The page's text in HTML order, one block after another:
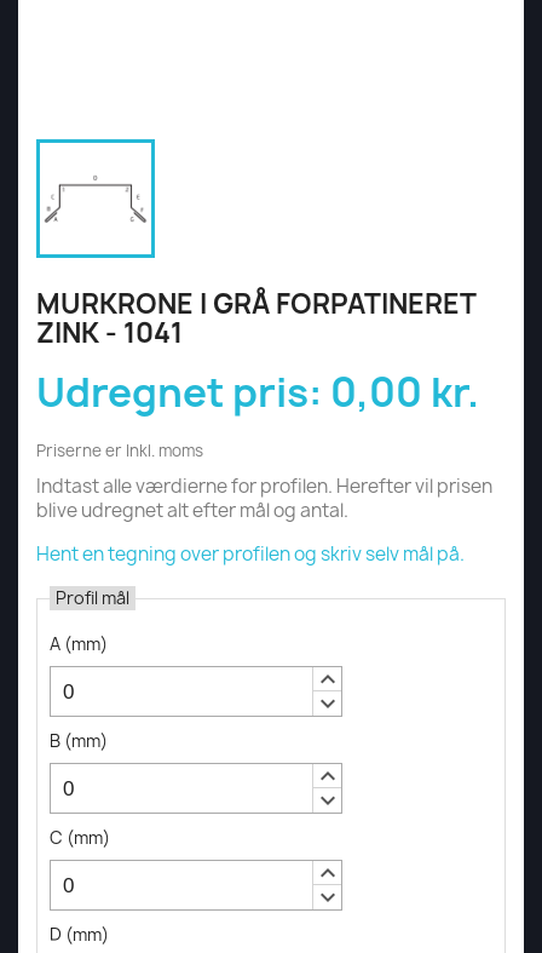
MURKRONE I GRÅ FORPATINERET
ZINK - 1041
Udregnet pris: 0,00 kr.
Priserne er Inkl. moms
Indtast alle værdierne for profilen. Herefter vil prisen
blive udregnet alt efter mål og antal.
Hent en tegning over profilen og skriv selv mål på.
Profil mål
A (mm)
keyboard_arrow_up
keyboard_arrow_down
B (mm)
keyboard_arrow_up
keyboard_arrow_down
C (mm)
keyboard_arrow_up
keyboard_arrow_down
D (mm)